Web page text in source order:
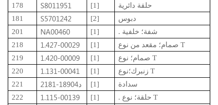
178
S8011951 [1]
حلقة دائرية
181
S5701242 [2]
دبوس
201
NA00460 [1]
. شفة؛ خلفية
218
1.427-00029 [1]
صمام؛ مقعد من نوع T
219
1.420-00009 [1]
صمام؛ نوع T
220
1.131-00041 [1]
زنبرك؛نوع T
221
2181-1890د4 [1]
سدادة
222
1.115-00139 [1]
. حلقة؛ نوع T